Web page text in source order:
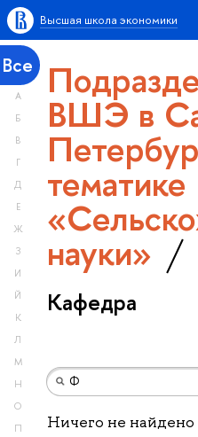
Высшая школа экономики
Все
А
Б
В
Г
Д
Е
Ж
З
И
Й
К
Л
М
Н
О
П
ВШЭ в
тематике
науки»
Кафедра
Ничего не найдено